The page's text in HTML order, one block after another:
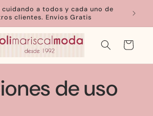
cuidando a todos y cada uno de
clientes. Envios Gratis
Carrito
de uso